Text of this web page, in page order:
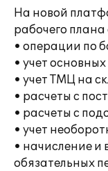
На новой
рабочего
• операции по
• учет
• учет ТМЦ на
• расчеты с
• расчеты с
• учет
• начисление и
обязательных